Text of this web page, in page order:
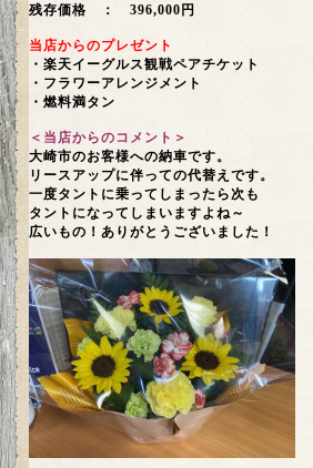
残存価格 ： 396,000円
当店からのプレゼント
・楽天イーグルス観戦ペアチケット
・フラワーアレンジメント
・燃料満タン
＜当店からのコメント＞
大崎市のお客様への納車です。
リースアップに伴っての代替えです。
一度タントに乗ってしまったら次も
タントになってしまいますよね～
広いもの！ありがとうございました！